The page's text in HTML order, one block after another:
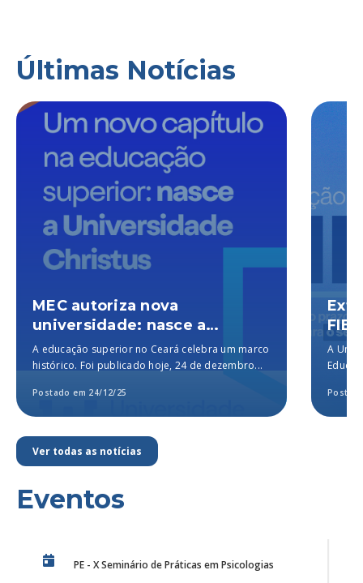
Últimas Notícias
MEC autoriza nova
universidade: nasce a
Universidade Christus, a
melhor particular do Brasil,
A educação superior no Ceará celebra um marco
histórico. Foi publicado hoje, 24 de dezembro...
Postado em 24/12/25
FIES
A
Ver todas as notícias
Eventos
PE - X Seminário de Práticas em Psicologias